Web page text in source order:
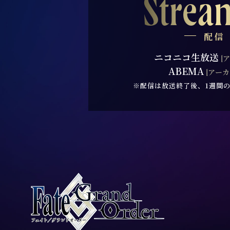
配信
ニコニコ生放送 [
ABEMA [アー
※配信は放送終了後、1週間